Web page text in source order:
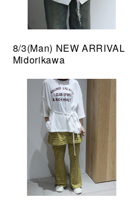
8/3(Man) NEW ARRIVAL
Midorikawa